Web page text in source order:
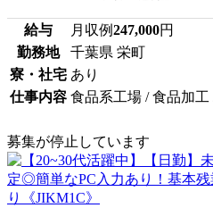
給与 月収例247,000円
勤務地
千葉県 栄町
寮・社宅 あり
仕事内容 食品系工場 / 食品加工
募集が停止しています